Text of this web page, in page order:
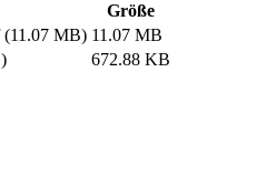
Größe
(11.07 MB) 11.07 MB
672.88 KB